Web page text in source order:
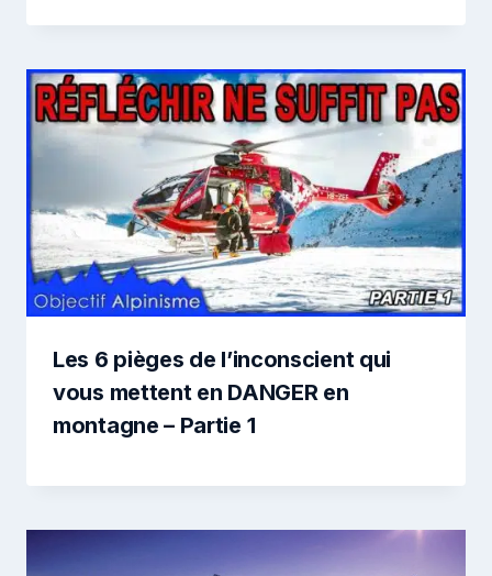
Les 6 pièges de l’inconscient qui
vous mettent en DANGER en
montagne – Partie 1